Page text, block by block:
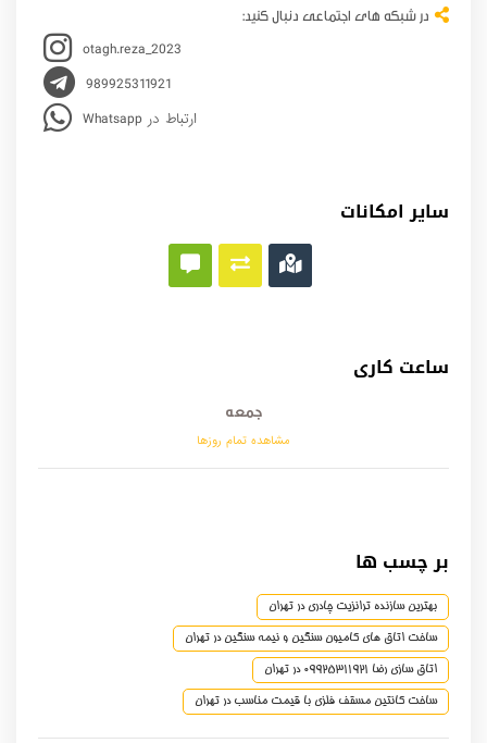
در شبکه های اجتماعی دنبال کنید:
otagh.reza_2023
989925311921
Whatsapp ارتباط در
سایر امکانات
ساعت کاری
جمعه
مشاهده تمام روزها
بر چسب ها
بهترین سازنده ترانزیت چادری در تهران
ساخت اتاق های کامیون سنگین و نیمه سنگین در تهران
اتاق سازی رضا 09925311921 در تهران
ساخت کانتین مسقف فلزی با قیمت مناسب در تهران